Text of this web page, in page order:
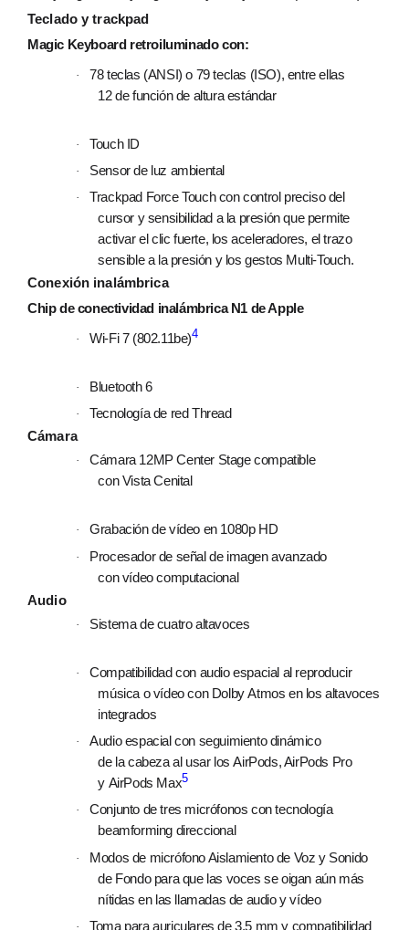
Teclado y trackpad
Magic Keyboard retroiluminado con:
·
78 teclas (ANSI) o 79 teclas (ISO), entre ellas
12 de función de altura estándar
· Touch ID
· Sensor de luz ambiental
·
Trackpad Force Touch con control preciso del
cursor y sensibilidad a la presión que permite
activar el clic fuerte, los aceleradores, el trazo
sensible a la presión y los gestos Multi‑Touch.
Conexión inalámbrica
Chip de conectividad inalámbrica N1 de Apple
· Wi‑Fi 7 (802.11be)4
· Bluetooth 6
·
Tecnología de red Thread
Cámara
·
Cámara 12MP Center Stage compatible
con Vista Cenital
· Grabación de vídeo en 1080p HD
·
Procesador de señal de imagen avanzado
con vídeo computacional
Audio
· Sistema de cuatro altavoces
·
Compati­bilidad con audio espacial al reproducir
música o vídeo con Dolby Atmos en los altavoces
integrados
·
Audio espacial con seguimiento dinámico
de la cabeza al usar los AirPods, AirPods Pro
y AirPods Max5
·
Conjunto de tres micrófonos con tecnología
beamforming direccional
·
Modos de micrófono Aislamiento de Voz y Sonido
de Fondo para que las voces se oigan aún más
nítidas en las llamadas de audio y vídeo
·
Toma para auriculares de 3,5 mm y compatibilidad